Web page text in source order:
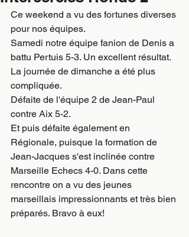
Ce weekend a vu des fortunes diverses
pour nos équipes.
Samedi notre équipe fanion de Denis a
battu Pertuis 5-3. Un excellent résultat.
La journée de dimanche a été plus
compliquée.
Défaite de l'équipe 2 de Jean-Paul
contre Aix 5-2.
Et puis défaite également en
Régionale, puisque la formation de
Jean-Jacques s'est inclinée contre
Marseille Echecs 4-0. Dans cette
rencontre on a vu des jeunes
marseillais impressionnants et très bien
préparés. Bravo à eux!